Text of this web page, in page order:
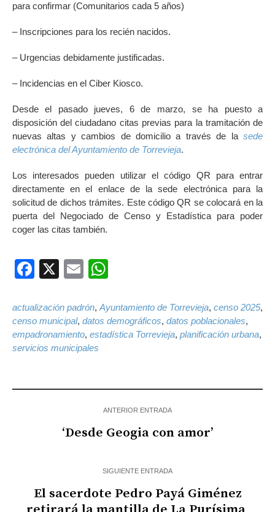
para confirmar (Comunitarios cada 5 años)
– Inscripciones para los recién nacidos.
– Urgencias debidamente justificadas.
– Incidencias en el Ciber Kiosco.
Desde el pasado jueves, 6 de marzo, se ha puesto a
disposición del ciudadano citas previas para la tramitación de
nuevas altas y cambios de domicilio a través de lasede
electrónica del Ayuntamiento de Torrevieja.
Los interesados pueden utilizar el código QR para entrar
directamente en el enlace de la sede electrónica para la
solicitud de dichos trámites. Este código QR se colocará en la
puerta del Negociado de Censo y Estadística para poder
coger las citas también.
Facebook
X Email
actualización padrón, Ayuntamiento de Torrevieja, censo 2025,
censo municipal, datos demográficos, datos poblacionales,
empadronamiento, estadística Torrevieja, planificación urbana,
servicios municipales
ANTERIOR ENTRADA
‘Desde Geogia con amor’
SIGUIENTE ENTRADA
El sacerdote Pedro Payá Giménez